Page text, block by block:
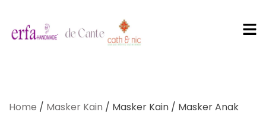
Home / Masker Kain / Masker Kain / Masker Anak